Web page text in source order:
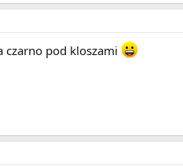
czarno pod kloszami